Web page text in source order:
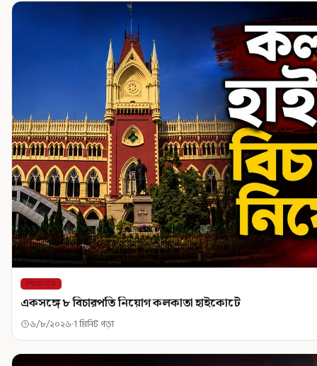
শিরোনাম
একসঙ্গে ৮ বিচারপতি নিয়োগ কলকাতা হাইকোর্টে
৬/৮/২০২৬ 1 মিনিট পড়া